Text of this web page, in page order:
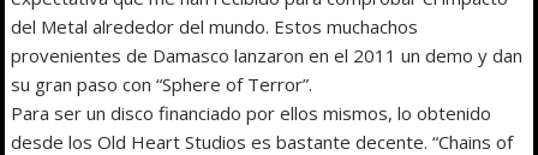
del Metal alrededor del mundo. Estos muchachos
provenientes de Damasco lanzaron en el 2011 un demo y dan
su gran paso con “Sphere of Terror”.
Para ser un disco financiado por ellos mismos, lo obtenido
desde los Old Heart Studios es bastante decente. “Chains of